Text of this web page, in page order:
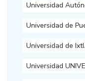
Universidad
Universidad de
Universidad de
Universidad